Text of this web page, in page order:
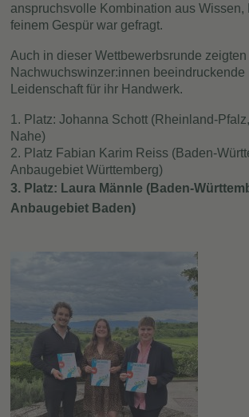
anspruchsvolle Kombination aus Wissen,
feinem Gespür war gefragt.
Auch in dieser Wettbewerbsrunde zeigten
Nachwuchswinzer:innen beeindruckende
Leidenschaft für ihr Handwerk.
1. Platz: Johanna Schott (Rheinland-
Nahe)
2. Platz Fabian Karim Reiss (Baden-
Anbaugebiet Württemberg)
3. Platz: Laura Männle (Baden-
Anbaugebiet Baden)